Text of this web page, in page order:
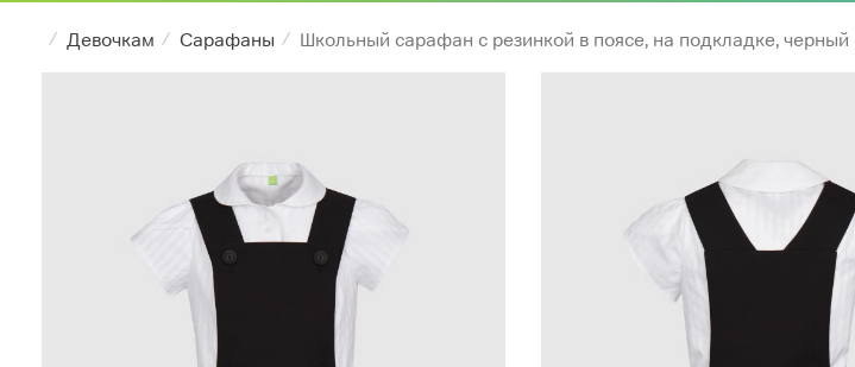
Девочкам Сарафаны Школьный сарафан с резинкой в поясе, на подкладке, черный